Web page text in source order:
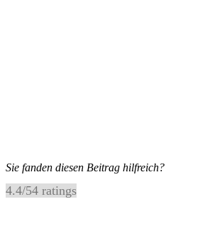
Sie fanden diesen Beitrag hilfreich?
4.4/54 ratings